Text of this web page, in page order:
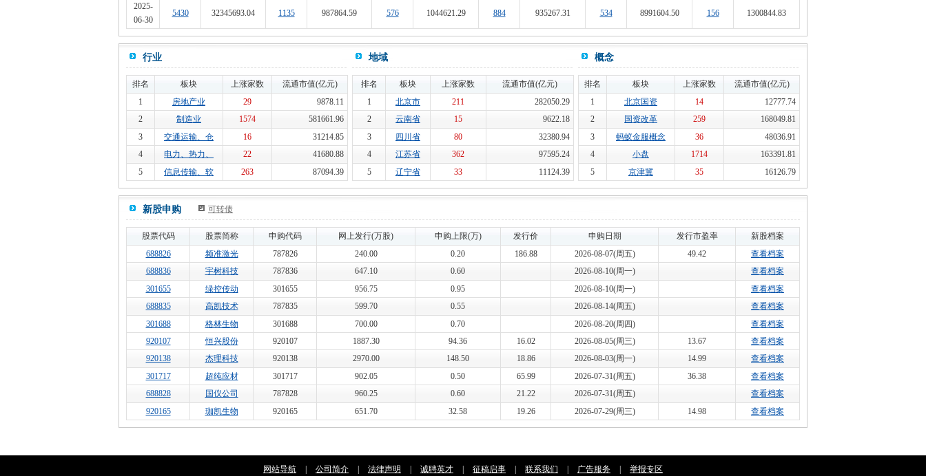
2025-
06-30
5430 32345693.04 1135 987864.59 576 1044621.29 884 935267.31 534 8991604.50 156 1300844.83
行业 地域 概念
排名 板块 上涨家数
流通市值(亿元)
1
房地产业 29
9878.11
2
制造业 1574
581661.96
3
交通运输、仓 16
31214.85
4
电力、热力、 22
41680.88
5
信息传输、软 263 87094.39
排名 板块 上涨家数
流通市值(亿元)
1
北京市 211
282050.29
2
云南省 15
9622.18
3
四川省 80
32380.94
4
江苏省 362
97595.24
5
辽宁省 33 11124.39
排名 板块 上涨家数
流通市值(亿元)
1
北京国资 14
12777.74
2
国资改革 259
168049.81
3
蚂蚁金服概念 36
48036.91
4
小盘 1714
163391.81
5
京津冀 35 16126.79
新股申购 可转债
股票代码 股票简称 申购代码 网上发行(万股) 申购上限(万) 发行价 申购日期 发行市盈率
新股档案
688826
频准激光 787826 240.00 0.20 186.88 2026-08-07(周五) 49.42
查看档案
688836
宇树科技 787836 647.10 0.60 2026-08-10(周一)
查看档案
301655
绿控传动 301655 956.75 0.95 2026-08-10(周一)
查看档案
688835
高凯技术 787835 599.70 0.55 2026-08-14(周五)
查看档案
301688
格林生物 301688 700.00 0.70 2026-08-20(周四)
查看档案
920107
恒兴股份 920107 1887.30 94.36 16.02 2026-08-05(周三) 13.67
查看档案
920138
杰理科技 920138 2970.00 148.50 18.86 2026-08-03(周一) 14.99
查看档案
301717
超纯应材 301717 902.05 0.50 65.99 2026-07-31(周五) 36.38
查看档案
688828
国仪公司 787828 960.25 0.60 21.22 2026-07-31(周五)
查看档案
920165
珈凯生物 920165 651.70 32.58 19.26 2026-07-29(周三) 14.98 查看档案
网站导航 公司简介 法律声明 诚聘英才 征稿启事 联系我们 广告服务 举报专区